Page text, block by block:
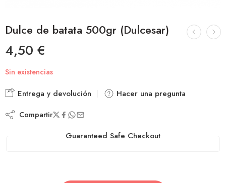
Dulce de batata 500gr (Dulcesar)
4,50 €
Sin existencias
Entrega y devolución Hacer una pregunta
Compartir
Guaranteed Safe Checkout